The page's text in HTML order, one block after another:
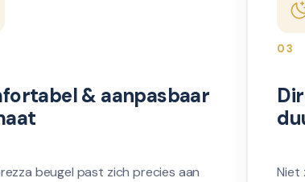
& aanpasbaar
beugel past zich precies aan
03
Niet